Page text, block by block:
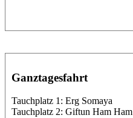
Ganztagesfahrt
Tauchplatz 1: Erg Somaya
Tauchplatz 2: Giftun Ham Ham